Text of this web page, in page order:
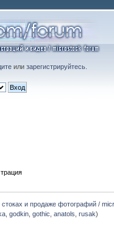
или зарегистрируйтесь.
и продаже фотографий /
,godkin ,gothic ,anatols ,rusak)